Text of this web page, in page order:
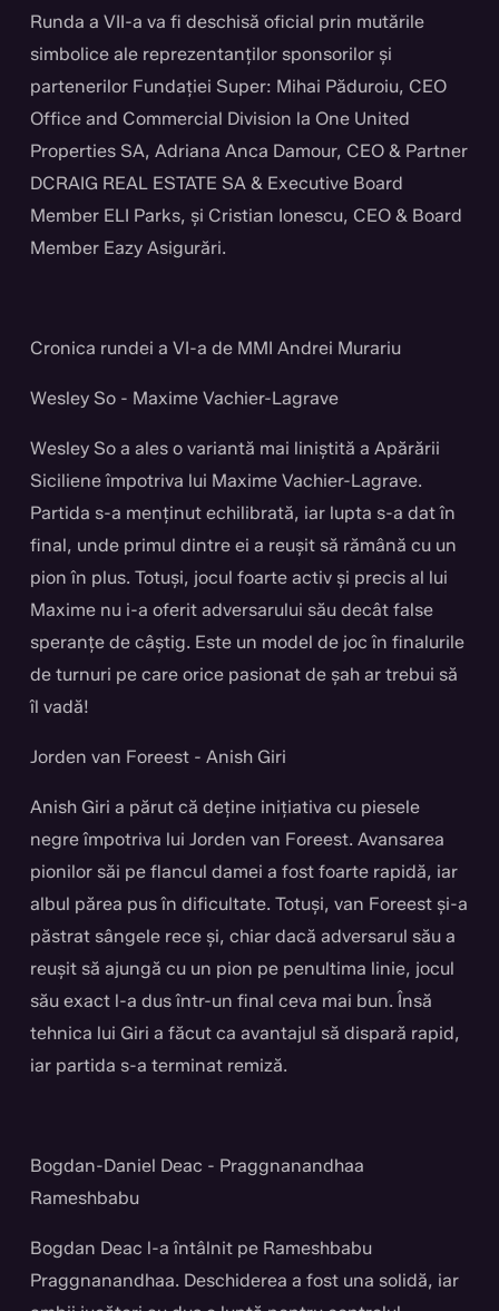
Runda a VII-a va fi deschisă oficial prin mutările
simbolice ale reprezentanților sponsorilor și
partenerilor Fundației Super: Mihai Păduroiu, CEO
Office and Commercial Division la One United
Properties SA, Adriana Anca Damour, CEO & Partner
DCRAIG REAL ESTATE SA & Executive Board
Member ELI Parks, și Cristian Ionescu, CEO & Board
Member Eazy Asigurări.
Cronica rundei a VI-a de MMI Andrei Murariu
Wesley So - Maxime Vachier-Lagrave
Wesley So a ales o variantă mai liniștită a Apărării
Siciliene împotriva lui Maxime Vachier-Lagrave.
Partida s-a menținut echilibrată, iar lupta s-a dat în
final, unde primul dintre ei a reușit să rămână cu un
pion în plus. Totuși, jocul foarte activ și precis al lui
Maxime nu i-a oferit adversarului său decât false
speranțe de câștig. Este un model de joc în finalurile
de turnuri pe care orice pasionat de șah ar trebui să
îl vadă!
Jorden van Foreest - Anish Giri
Anish Giri a părut că deține inițiativa cu piesele
negre împotriva lui Jorden van Foreest. Avansarea
pionilor săi pe flancul damei a fost foarte rapidă, iar
albul părea pus în dificultate. Totuși, van Foreest și-a
păstrat sângele rece și, chiar dacă adversarul său a
reușit să ajungă cu un pion pe penultima linie, jocul
său exact l-a dus într-un final ceva mai bun. Însă
tehnica lui Giri a făcut ca avantajul să dispară rapid,
iar partida s-a terminat remiză.
Bogdan-Daniel Deac - Praggnanandhaa
Rameshbabu
Bogdan Deac l-a întâlnit pe Rameshbabu
Praggnanandhaa. Deschiderea a fost una solidă, iar